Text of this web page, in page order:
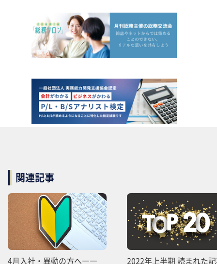
関連記事
4月入社・異動の方へ―― 2022年上半期 読まれた